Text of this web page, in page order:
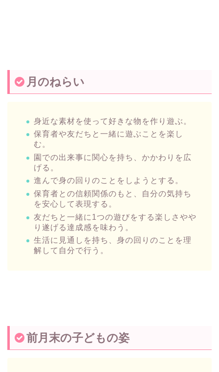
月のねらい
身近な素材を使って好きな物を作り遊ぶ。
保育者や友だちと一緒に遊ぶことを楽し
む。
園での出来事に関心を持ち、かかわりを広
げる。
進んで身の回りのことをしようとする。
保育者との信頼関係のもと、自分の気持ち
を安心して表現する。
友だちと一緒に1つの遊びをする楽しさやや
り遂げる達成感を味わう。
生活に見通しを持ち、身の回りのことを理
解して自分で行う。
前月末の子どもの姿